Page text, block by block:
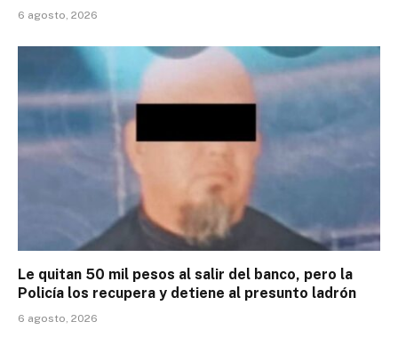
6 agosto, 2026
Le quitan 50 mil pesos al salir del banco, pero la
Policía los recupera y detiene al presunto ladrón
6 agosto, 2026